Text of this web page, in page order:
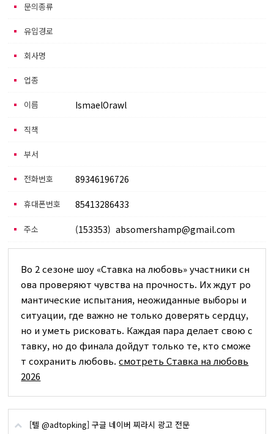
문의종류
유입경로
회사명
업종
이름 IsmaelOrawl
직책
부서
전화번호 89346196726
휴대폰번호 85413286433
주소 (153353) absomershamp@gmail.com
Во 2 сезоне шоу «Ставка на любовь» участники сн
ова проверяют чувства на прочность. Их ждут ро
мантические испытания, неожиданные выборы и
ситуации, где важно не только доверять сердцу,
но и уметь рисковать. Каждая пара делает свою с
тавку, но до финала дойдут только те, кто сможе
т сохранить любовь.смотреть Ставка на любовь
2026
[텔 @adtopking] 구글 네이버 찌라시 광고 전문